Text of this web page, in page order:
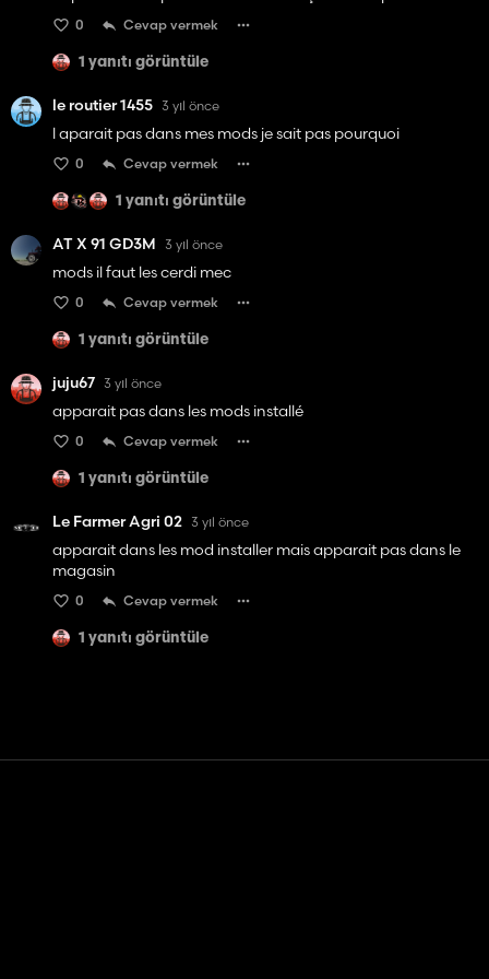
0 Cevap vermek
1 yanıtı görüntüle
le routier 1455 3 yıl önce
l aparait pas dans mes mods je sait pas pourquoi
0 Cevap vermek
1 yanıtı görüntüle
AT X 91 GD3M 3 yıl önce
mods il faut les cerdi mec
0 Cevap vermek
1 yanıtı görüntüle
juju67 3 yıl önce
apparait pas dans les mods installé
0 Cevap vermek
1 yanıtı görüntüle
Le Farmer Agri 02 3 yıl önce
apparait dans les mod installer mais apparait pas dans le
magasin
0 Cevap vermek
1 yanıtı görüntüle